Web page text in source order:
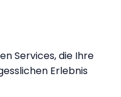
Services, die Ihre
Erlebnis